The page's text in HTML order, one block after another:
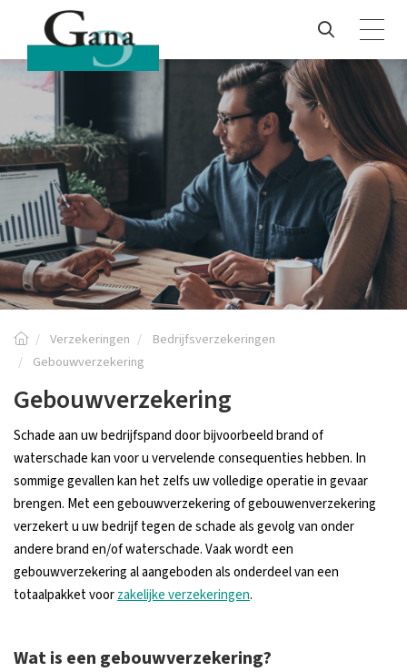
Verzekeringen
Bedrijfsverzekeringen
Gebouwverzekering
Gebouwverzekering
Schade aan uw bedrijfspand door bijvoorbeeld brand of
waterschade kan voor u vervelende consequenties hebben. In
sommige gevallen kan het zelfs uw volledige operatie in gevaar
brengen. Met een gebouwverzekering of gebouwenverzekering
verzekert u uw bedrijf tegen de schade als gevolg van onder
andere brand en/of waterschade. Vaak wordt een
gebouwverzekering al aangeboden als onderdeel van een
totaalpakket voorzakelijke verzekeringen.
Wat is een gebouwverzekering?